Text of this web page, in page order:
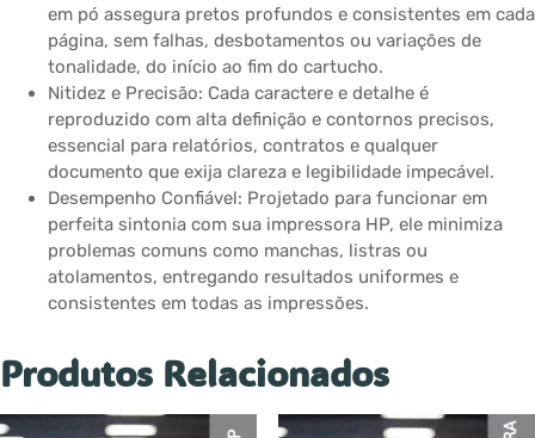
em pó assegura pretos profundos e consistentes em cada
página, sem falhas, desbotamentos ou variações de
tonalidade, do início ao fim do cartucho.
Nitidez e Precisão: Cada caractere e detalhe é
reproduzido com alta definição e contornos precisos,
essencial para relatórios, contratos e qualquer
documento que exija clareza e legibilidade impecável.
Desempenho Confiável: Projetado para funcionar em
perfeita sintonia com sua impressora HP, ele minimiza
problemas comuns como manchas, listras ou
atolamentos, entregando resultados uniformes e
consistentes em todas as impressões.
Produtos Relacionados